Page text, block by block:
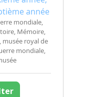
année
mondiale,
Mémoire,
royal de
mondiale,